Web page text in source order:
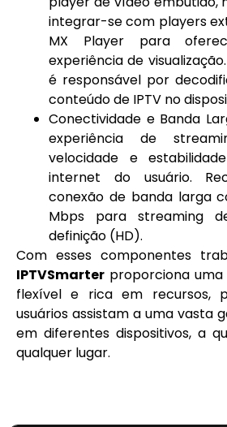
integrar-se com players
MX Player para
experiência de
é responsável por
conteúdo de IPTV no
Conectividade e Banda
experiência de
velocidade e
internet do usuário.
conexão de banda larga
Mbps para streaming
definição (HD).
Com esses componentes
IPTVSmarter proporciona
flexível e rica em recursos,
usuários assistam a uma vasta
em diferentes dispositivos, a
qualquer lugar.